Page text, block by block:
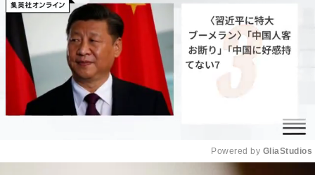
Powered by GliaStudios